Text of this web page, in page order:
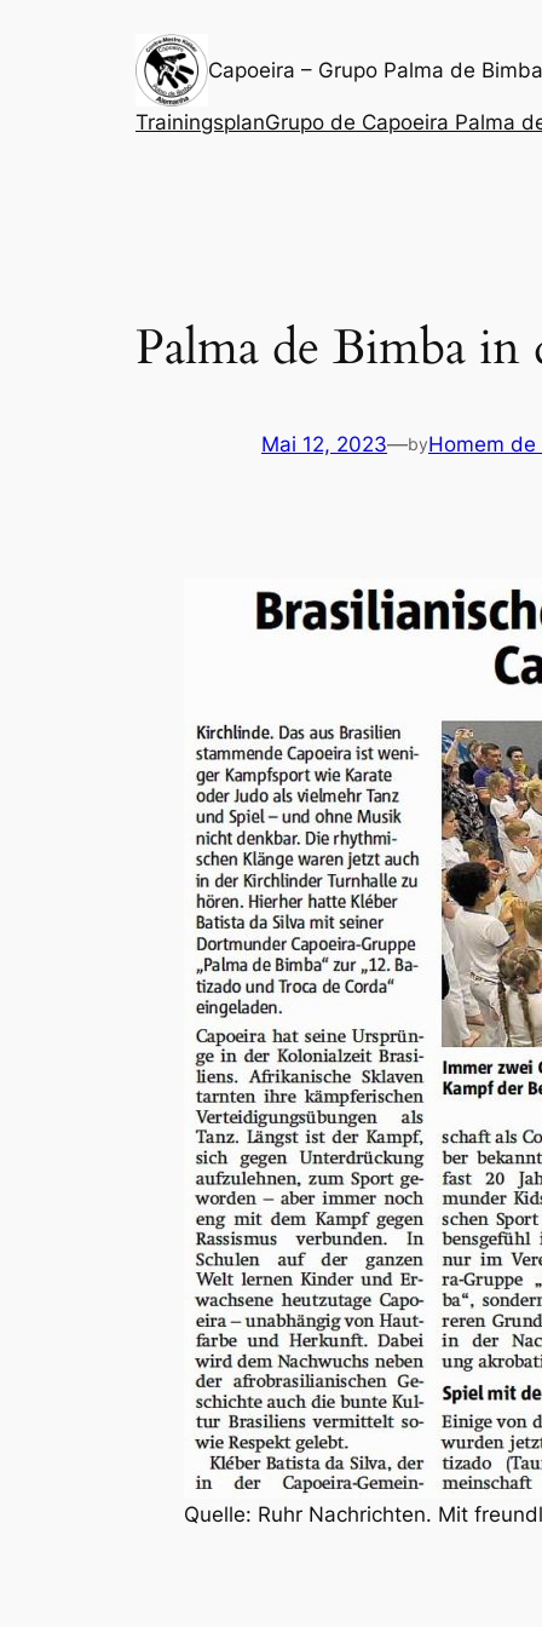
Capoeira – Grupo Palma de Bimba
TrainingsplanGrupo de Capoeira Palma
Palma de Bimba
Mai 12, 2023—byHomem de
Quelle: Ruhr Nachrichten. Mit